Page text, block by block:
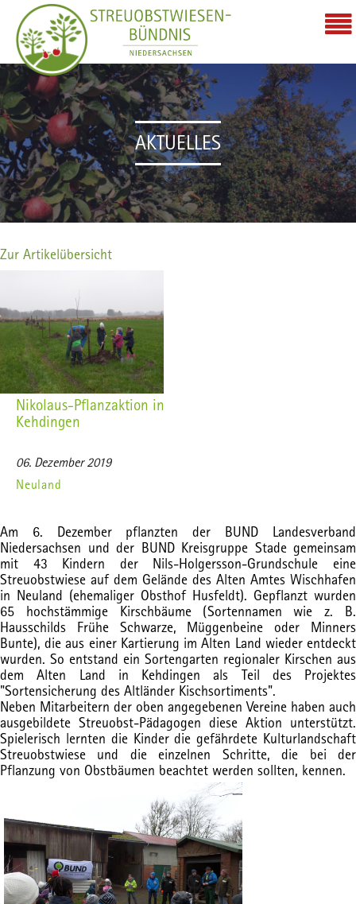
AKTUELLES
Zur Artikelübersicht
Nikolaus-Pflanzaktion in
Kehdingen
06. Dezember 2019
Neuland
Am 6. Dezember pflanzten der BUND Landesverband
Niedersachsen und der BUND Kreisgruppe Stade gemeinsam
mit 43 Kindern der Nils-Holgersson-Grundschule eine
Streuobstwiese auf dem Gelände des Alten Amtes Wischhafen
in Neuland (ehemaliger Obsthof Husfeldt). Gepflanzt wurden
65 hochstämmige Kirschbäume (Sortennamen wie z. B.
Hausschilds Frühe Schwarze, Müggenbeine oder Minners
Bunte), die aus einer Kartierung im Alten Land wieder entdeckt
wurden. So entstand ein Sortengarten regionaler Kirschen aus
dem Alten Land in Kehdingen als Teil des Projektes
"Sortensicherung des Altländer Kischsortiments".
Neben Mitarbeitern der oben angegebenen Vereine haben auch
ausgebildete Streuobst-Pädagogen diese Aktion unterstützt.
Spielerisch lernten die Kinder die gefährdete Kulturlandschaft
Streuobstwiese und die einzelnen Schritte, die bei der
Pflanzung von Obstbäumen beachtet werden sollten, kennen.